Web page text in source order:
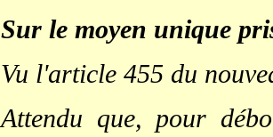
Sur le moyen unique
Vu l'article 455 du
Attendu que, pour